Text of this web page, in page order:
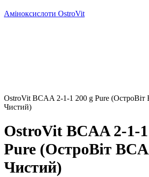
Аміноксислоти OstroVit
OstroVit BCAA 2-1-1 200 g Pure (ОстроВіт
Чистий)
OstroVit BCAA 2-1-
Pure (ОстроВіт
Чистий)